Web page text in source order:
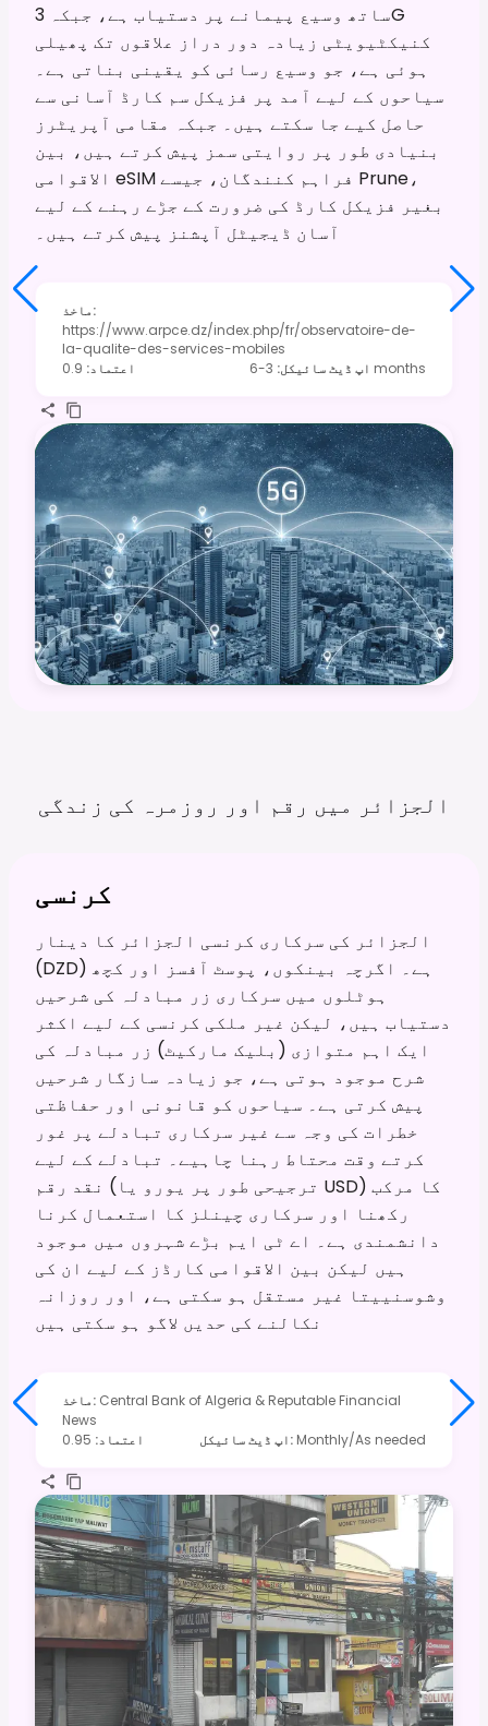
ساتھ وسیع پیمانے پر دستیاب ہے، جبکہ 3G
کنیکٹیویٹی زیادہ دور دراز علاقوں تک پھیلی
ہوئی ہے، جو وسیع رسائی کو یقینی بناتی ہے۔
سیاحوں کے لیے آمد پر فزیکل سم کارڈ آسانی سے
حاصل کیے جا سکتے ہیں۔ جبکہ مقامی آپریٹرز
بنیادی طور پر روایتی سمز پیش کرتے ہیں، بین
الاقوامی eSIM فراہم کنندگان، جیسے Prune،
بغیر فزیکل کارڈ کی ضرورت کے جڑے رہنے کے لیے
آسان ڈیجیٹل آپشنز پیش کرتے ہیں۔
ماخذ:
https://www.arpce.dz/index.php/fr/observatoire-de-
la-qualite-des-services-mobiles
اعتماد:
0.9 اپ ڈیٹ سائیکل: 3-6 months
الجزائر میں رقم اور روزمرہ کی زندگی
کرنسی
الجزائر کی سرکاری کرنسی الجزائر کا دینار
(DZD) ہے۔ اگرچہ بینکوں، پوسٹ آفسز اور کچھ
ہوٹلوں میں سرکاری زر مبادلہ کی شرحیں
دستیاب ہیں، لیکن غیر ملکی کرنسی کے لیے اکثر
ایک اہم متوازی (بلیک مارکیٹ) زر مبادلہ کی
شرح موجود ہوتی ہے، جو زیادہ سازگار شرحیں
پیش کرتی ہے۔ سیاحوں کو قانونی اور حفاظتی
خطرات کی وجہ سے غیر سرکاری تبادلے پر غور
کرتے وقت محتاط رہنا چاہیے۔ تبادلے کے لیے
نقد رقم (ترجیحی طور پر یورو یا USD) کا مرکب
رکھنا اور سرکاری چینلز کا استعمال کرنا
دانشمندی ہے۔ اے ٹی ایم بڑے شہروں میں موجود
ہیں لیکن بین الاقوامی کارڈز کے لیے ان کی
وشوسنییتا غیر مستقل ہو سکتی ہے، اور روزانہ
نکالنے کی حدیں لاگو ہو سکتی ہیں
ماخذ: Central Bank of Algeria & Reputable Financial
News
اعتماد:
0.95 اپ ڈیٹ سائیکل: Monthly/As needed